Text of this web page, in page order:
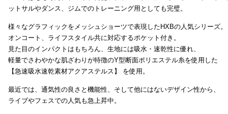
ットサルやダンス、ジムでのトレーニング用としても完璧。
様々なグラフィックをメッシュショーツで表現したHXBの人気シリーズ。
オンコート、ライフスタイル共に対応するポケット付き。
見た目のインパクトはもちろん、生地には吸水・速乾性に優れ、
軽量でさわやかな肌ざわりが特徴のY型断面ポリエステル糸を使用した
【急速吸水速乾素材アクアステルス】 を使用。
最近では、通気性の良さと機能性、そして他にはないデザイン性から、
ライブやフェスでの人気も急上昇中。